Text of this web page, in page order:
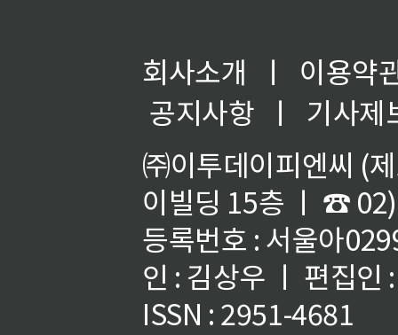
회사소개 ㅣ
이용약
공지사항
ㅣ
기사제
㈜이투데이피엔씨 (
이빌딩 15층 ㅣ ☎
등록번호 : 서울아
인 : 김상우 ㅣ 편집인
ISSN : 2951-4681